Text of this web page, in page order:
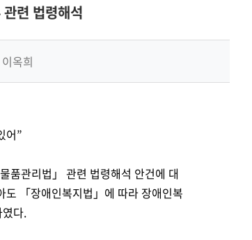
련 법령해석
이옥희
어”
품관리법」 관련 법령해석 안건에 대
「장애인복지법」에 따라 장애인복
다.